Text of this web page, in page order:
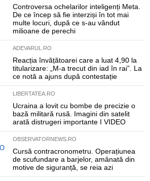
Controversa ochelarilor inteligenți Meta.
De ce încep să fie interziși în tot mai
multe locuri, după ce s-au vândut
milioane de perechi
ADEVARUL.RO
Reacția învățătoarei care a luat 4,90 la
titularizare: „M-a trecut din iad în rai”. La
ce notă a ajuns după contestație
LIBERTATEA.RO
Ucraina a lovit cu bombe de precizie o
bază militară rusă. Imagini din satelit
arată distrugeri importante I VIDEO
OBSERVATORNEWS.RO
Cursă contracronometru. Operațiunea
de scufundare a barjelor, amânată din
motive de siguranță, se reia azi